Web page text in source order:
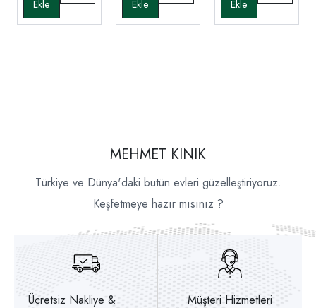
MEHMET KINIK
Türkiye ve Dünya'daki bütün evleri güzelleştiriyoruz.
Keşfetmeye hazır mısınız ?
Ücretsiz Nakliye &
Müşteri Hizmetleri